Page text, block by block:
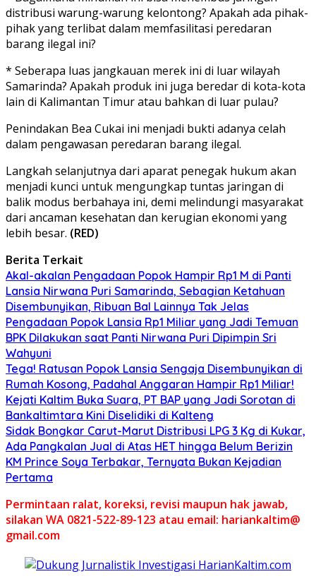
distribusi warung-warung kelontong? Apakah ada pihak-
pihak yang terlibat dalam memfasilitasi peredaran
barang ilegal ini?
* Seberapa luas jangkauan merek ini di luar wilayah
Samarinda? Apakah produk ini juga beredar di kota-kota
lain di Kalimantan Timur atau bahkan di luar pulau?
Penindakan Bea Cukai ini menjadi bukti adanya celah
dalam pengawasan peredaran barang ilegal.
Langkah selanjutnya dari aparat penegak hukum akan
menjadi kunci untuk mengungkap tuntas jaringan di
balik modus berbahaya ini, demi melindungi masyarakat
dari ancaman kesehatan dan kerugian ekonomi yang
lebih besar. (RED)
Berita Terkait
Akal-akalan Pengadaan Popok Hampir Rp1 M di Panti
Lansia Nirwana Puri Samarinda, Sebagian Ketahuan
Disembunyikan, Ribuan Bal Lainnya Tak Jelas
Pengadaan Popok Lansia Rp1 Miliar yang Jadi Temuan
BPK Dilakukan saat Panti Nirwana Puri Dipimpin Sri
Wahyuni
Tega! Ratusan Popok Lansia Sengaja Disembunyikan di
Rumah Kosong, Padahal Anggaran Hampir Rp1 Miliar!
Kejati Kaltim Buka Suara, PT BAP yang Jadi Sorotan di
Bankaltimtara Kini Diselidiki di Kalteng
Sidak Bongkar Carut-Marut Distribusi LPG 3 Kg di Kukar,
Ada Pangkalan Jual di Atas HET hingga Belum Berizin
KM Prince Soya Terbakar, Ternyata Bukan Kejadian
Pertama
Permintaan ralat, koreksi, revisi maupun hak jawab,
silakan WA 0821-522-89-123 atau email: hariankaltim@
gmail.com